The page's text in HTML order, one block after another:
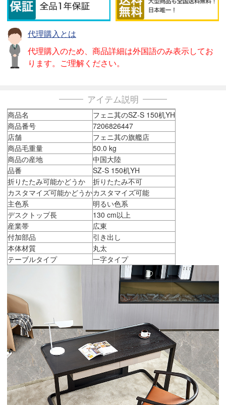
代理購入とは
代理購入のため、商品詳細は外国語のみ表示してお
ります。ご理解ください。
アイテム説明
商品名
フェニ其のSZ-S 150机YH
商品番号
7206826447
店舗
フェニ其の旗艦店
商品毛重量
50.0 kg
商品の産地
中国大陸
品番
SZ-S 150机YH
折りたたみ可能かどうか
折りたたみ不可
カスタマイズ可能かどうかカスタマイズ可能
主色系
明るい色系
デスクトップ長
130 cm以上
産業帯
広東
付加部品
引き出し
本体材質
丸太
テーブルタイプ
一字タイプ